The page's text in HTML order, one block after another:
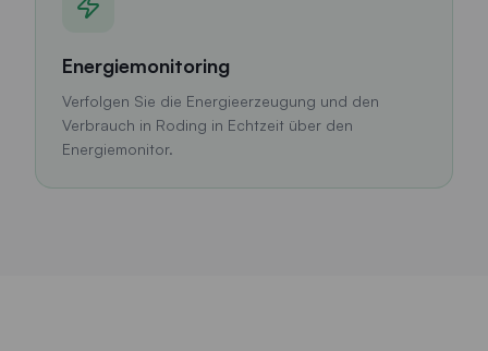
Energiemonitoring
Verfolgen Sie die Energieerzeugung und den
Verbrauch in Roding in Echtzeit über den
Energiemonitor.